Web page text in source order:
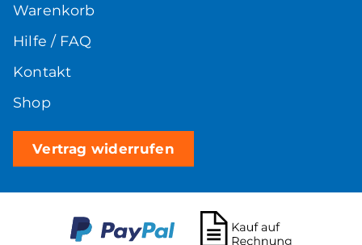
Warenkorb
Hilfe / FAQ
Kontakt
Shop
Vertrag widerrufen